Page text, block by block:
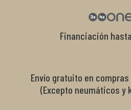
Financiación
Envío gratuito en
(Excepto neumáticos y